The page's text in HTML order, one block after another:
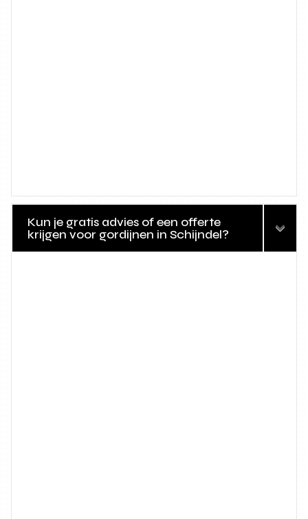
Kun je gratis advies of een offerte
krijgen voor gordijnen in Schijndel?